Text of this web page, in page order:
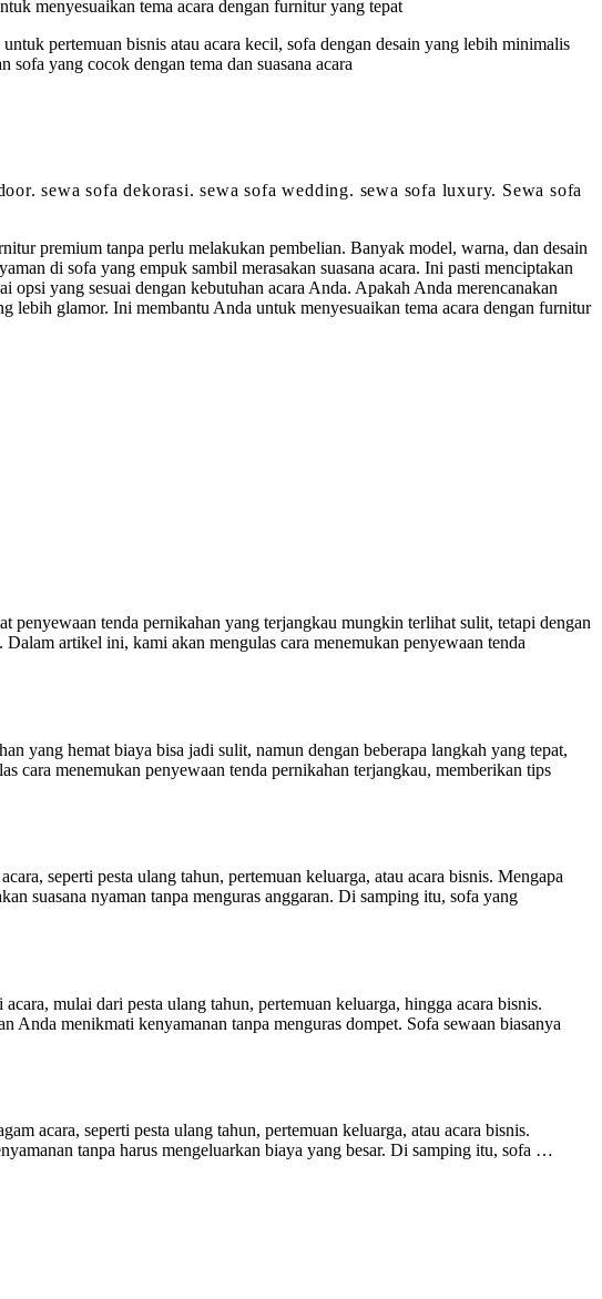
menyesuaikan tema acara dengan furnitur yang tepat
pertemuan bisnis atau acara kecil, sofa dengan desain yang lebih minimalis
yang cocok dengan tema dan suasana acara
sewa sofa dekorasi. sewa sofa wedding. sewa sofa luxury. Sewa sofa
premium tanpa perlu melakukan pembelian. Banyak model, warna, dan desain
di sofa yang empuk sambil merasakan suasana acara. Ini pasti menciptakan
yang sesuai dengan kebutuhan acara Anda. Apakah Anda merencanakan
lebih glamor. Ini membantu Anda untuk menyesuaikan tema acara dengan furnitur
tenda pernikahan yang terjangkau mungkin terlihat sulit, tetapi dengan
artikel ini, kami akan mengulas cara menemukan penyewaan tenda
yang hemat biaya bisa jadi sulit, namun dengan beberapa langkah yang tepat,
cara menemukan penyewaan tenda pernikahan terjangkau, memberikan tips
seperti pesta ulang tahun, pertemuan keluarga, atau acara bisnis. Mengapa
suasana nyaman tanpa menguras anggaran. Di samping itu, sofa yang
mulai dari pesta ulang tahun, pertemuan keluarga, hingga acara bisnis.
menikmati kenyamanan tanpa menguras dompet. Sofa sewaan biasanya
acara, seperti pesta ulang tahun, pertemuan keluarga, atau acara bisnis.
tanpa harus mengeluarkan biaya yang besar. Di samping itu, sofa …